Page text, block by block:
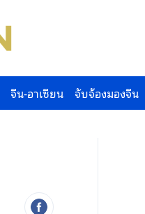
จีน-อาเซียน จับจ้องมองจีน